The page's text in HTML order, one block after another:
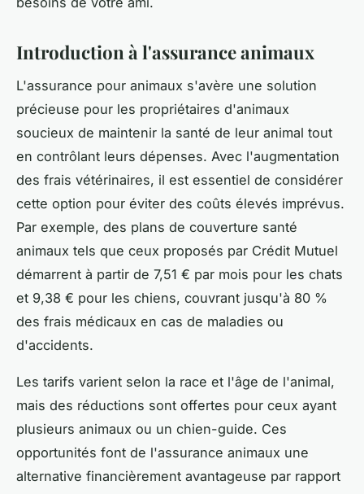
Introduction à l'assurance animaux
L'assurance pour animaux s'avère une solution
précieuse pour les propriétaires d'animaux
soucieux de maintenir la santé de leur animal tout
en contrôlant leurs dépenses. Avec l'augmentation
des frais vétérinaires, il est essentiel de considérer
cette option pour éviter des coûts élevés imprévus.
Par exemple, des plans de couverture santé
animaux tels que ceux proposés par Crédit Mutuel
démarrent à partir de 7,51 € par mois pour les chats
et 9,38 € pour les chiens, couvrant jusqu'à 80 %
des frais médicaux en cas de maladies ou
d'accidents.
Les tarifs varient selon la race et l'âge de l'animal,
mais des réductions sont offertes pour ceux ayant
plusieurs animaux ou un chien-guide. Ces
opportunités font de l'assurance animaux une
alternative financièrement avantageuse par rapport